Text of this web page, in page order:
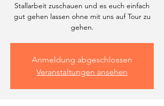
Stallarbeit zuschauen und es euch einfach
gut gehen lassen ohne mit uns auf Tour zu
gehen.
Anmeldung abgeschlossen
Veranstaltungen ansehen